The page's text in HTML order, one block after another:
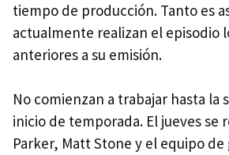
tiempo de producción. Tanto es
actualmente realizan el episodio
anteriores a su emisión.
No comienzan a trabajar hasta la
inicio de temporada. El jueves se
Parker, Matt Stone y el equipo de